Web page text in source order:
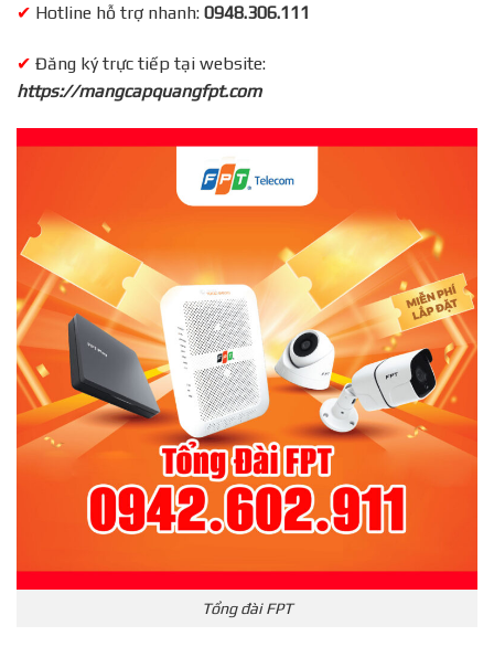
✔ Hotline hỗ trợ nhanh: 0948.306.111
✔ Đăng ký trực tiếp tại website:
https://mangcapquangfpt.com
Tổng đài FPT